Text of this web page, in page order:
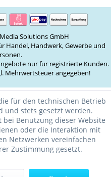
Solutions GmbH
Handel, Handwerk, Gewerbe und
nur für registrierte Kunden.
Mehrwertsteuer angegeben!
für den technischen Betrieb
und stets gesetzt werden.
bei Benutzung dieser Website
oder die Interaktion mit
Netzwerken vereinfachen
Zustimmung gesetzt.